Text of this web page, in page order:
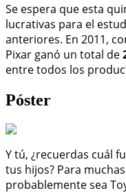
Se espera que esta
lucrativas para el
anteriores. En 2011,
Pixar ganó un total de
entre todos los
Póster
Y tú, ¿recuerdas cuál
tus hijos? Para
probablemente sea